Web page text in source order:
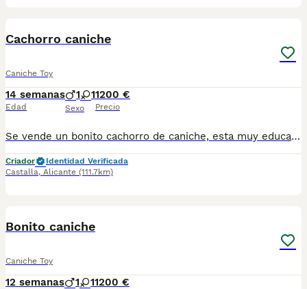
Cachorro caniche
Caniche Toy
14 semanas
Edad
1 1
Sexo
1200 €
Precio
Se vende un bonito cachorro de caniche, esta muy educado y es muy cariñoso. Se entrega con las vacunas al dia, desparasitado, con chip y pasaporte.
Criador
Identidad Verificada
Castalla, Alicante (111.7km)
Bonito caniche
Caniche Toy
12 semanas 1 11200 €